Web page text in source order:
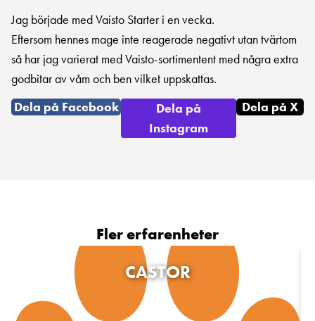
Jag började med Vaisto Starter i en vecka.
Eftersom hennes mage inte reagerade negativt utan tvärtom
så har jag varierat med Vaisto-sortimentent med några extra
godbitar av våm och ben vilket uppskattas.
Dela på Facebook
Dela på
Instagram
Dela på X
Fler erfarenheter
CASTOR